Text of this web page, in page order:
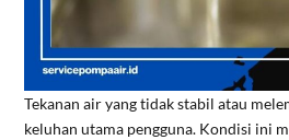
Tekanan air yang tidak stabil atau
keluhan utama pengguna. Kondisi ini